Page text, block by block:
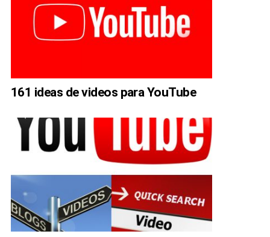
161 ideas de videos para YouTube